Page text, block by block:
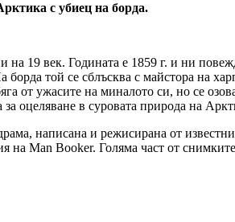
с убиец на борда.
на 19 век. Годината е 1859 г. и ни
той се сблъсква с майстора на
от ужасите на миналото си, но се
оцеляване в суровата природа на
написана и режисирана от
Man Booker. Голяма част от